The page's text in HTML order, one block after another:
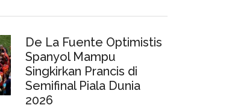
De La Fuente Optimistis
Spanyol Mampu
Singkirkan Prancis di
Semifinal Piala Dunia
2026